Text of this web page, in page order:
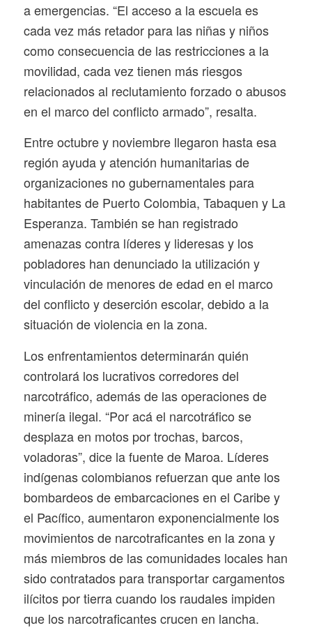
a emergencias. “El acceso a la escuela es
cada vez más retador para las niñas y niños
como consecuencia de las restricciones a la
movilidad, cada vez tienen más riesgos
relacionados al reclutamiento forzado o abusos
en el marco del conflicto armado”, resalta.
Entre octubre y noviembre llegaron hasta esa
región ayuda y atención humanitarias de
organizaciones no gubernamentales para
habitantes de Puerto Colombia, Tabaquen y La
Esperanza. También se han registrado
amenazas contra líderes y lideresas y los
pobladores han denunciado la utilización y
vinculación de menores de edad en el marco
del conflicto y deserción escolar, debido a la
situación de violencia en la zona.
Los enfrentamientos determinarán quién
controlará los lucrativos corredores del
narcotráfico, además de las operaciones de
minería ilegal. “Por acá el narcotráfico se
desplaza en motos por trochas, barcos,
voladoras”, dice la fuente de Maroa. Líderes
indígenas colombianos refuerzan que ante los
bombardeos de embarcaciones en el Caribe y
el Pacífico, aumentaron exponencialmente los
movimientos de narcotraficantes en la zona y
más miembros de las comunidades locales han
sido contratados para transportar cargamentos
ilícitos por tierra cuando los raudales impiden
que los narcotraficantes crucen en lancha.